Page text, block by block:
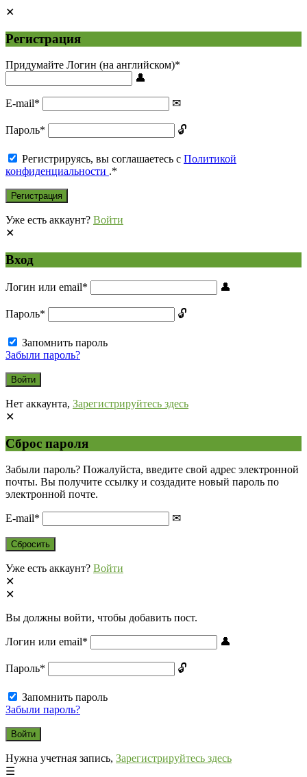
Регистрация
Придумайте Логин (на английском)*
E-mail*
Пароль*
Регистрируясь, вы соглашаетесь с Политикой
конфиденциальности .*
Уже есть аккаунт? Войти
Вход
Логин или email*
Пароль*
Запомнить пароль
Забыли пароль?
Нет аккаунта, Зарегистрируйтесь здесь
Сброс пароля
Забыли пароль? Пожалуйста, введите свой адрес электронной
почты. Вы получите ссылку и создадите новый пароль по
электронной почте.
E-mail*
Уже есть аккаунт? Войти
Вы должны войти, чтобы добавить пост.
Логин или email*
Пароль*
Запомнить пароль
Забыли пароль?
Нужна учетная запись, Зарегистрируйтесь здесь